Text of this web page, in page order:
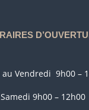
au Vendredi 9h00 –
Samedi 9h00 – 12h00